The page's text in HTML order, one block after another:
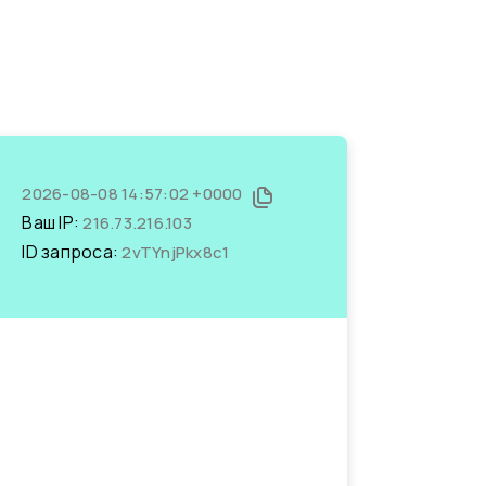
2026-08-08 14:57:02 +0000
Ваш IP:216.73.216.103
ID запроса:2vTYnjPkx8c1